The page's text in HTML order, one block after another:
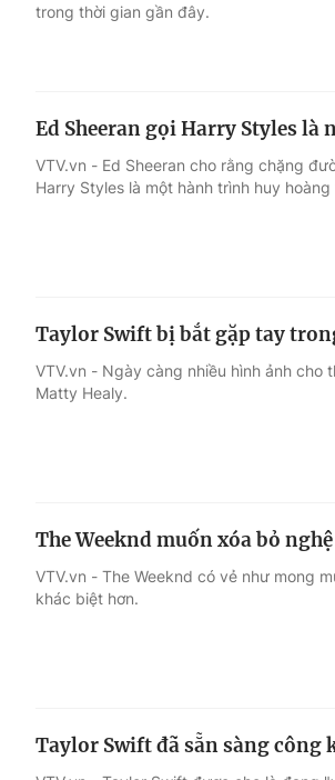
trong thời gian gần đây.
Ed Sheeran gọi Harry Styles
VTV.vn - Ed Sheeran cho rằng chặng
Harry Styles là một hành trình huy
Taylor Swift bị bắt gặp tay
VTV.vn - Ngày càng nhiều hình ảnh cho
Matty Healy.
The Weeknd muốn xóa bỏ
VTV.vn - The Weeknd có vẻ như mong
khác biệt hơn.
Taylor Swift đã sẵn sàng công